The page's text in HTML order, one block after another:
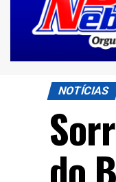
NOTÍCIAS
do